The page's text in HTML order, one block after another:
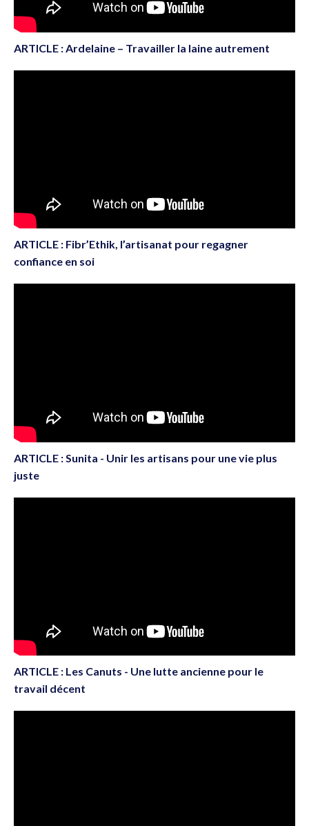
ARTICLE : Ardelaine – Travailler la laine autrement
ARTICLE : Fibr’Ethik, l’artisanat pour regagner
confiance en soi
ARTICLE : Sunita - Unir les artisans pour une vie plus
juste
ARTICLE : Les Canuts - Une lutte ancienne pour le
travail décent